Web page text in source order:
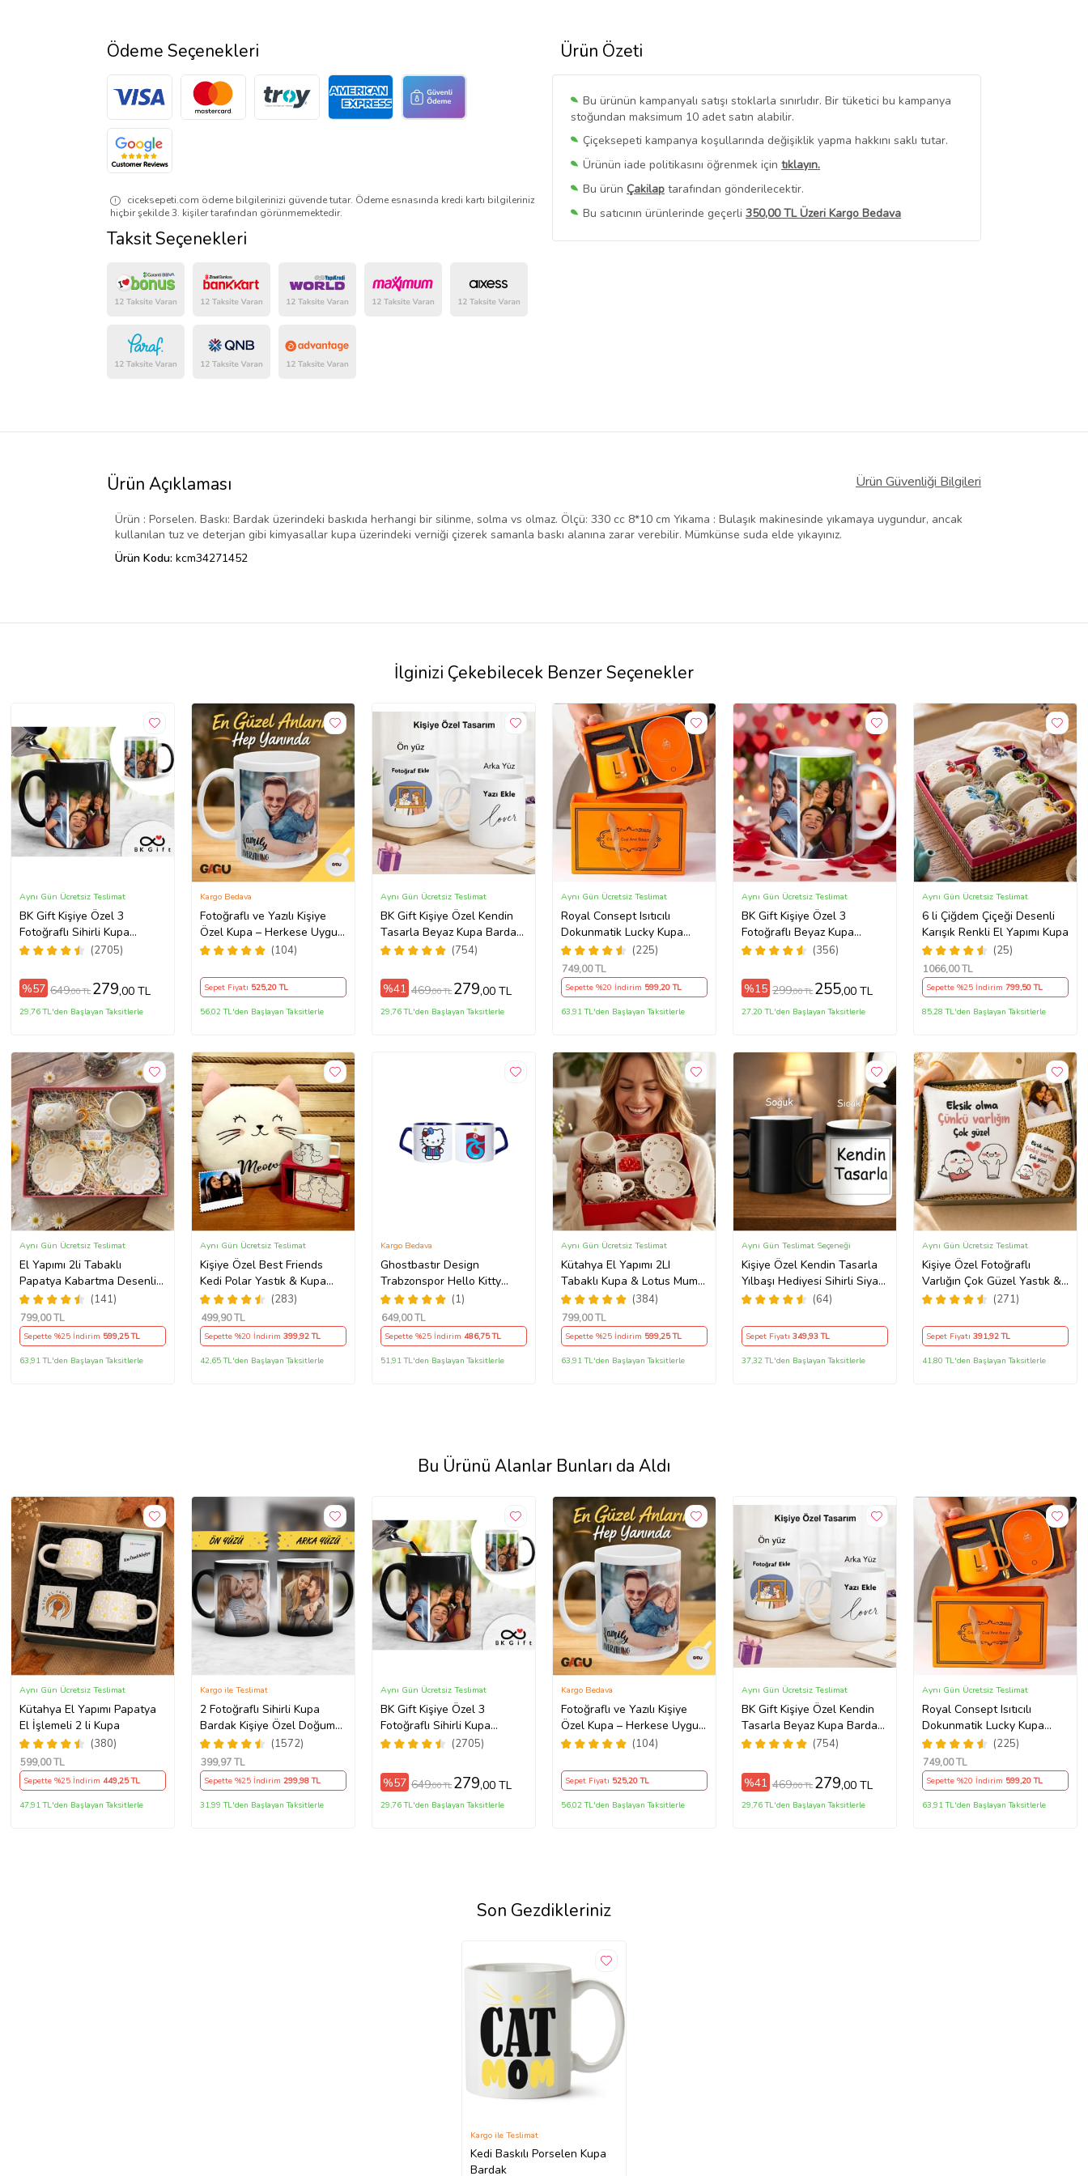
Ürün Özeti
Bu ürünün kampanyalı satışı stoklarla sınırlıdır. Bir tüketici bu kampanya
stoğundan maksimum 10 adet satın alabilir.
Çiçeksepeti kampanya koşullarında değişiklik yapma hakkını saklı tutar.
Ürünün iade politikasını öğrenmek için tıklayın.
Bu ürün Çakilap tarafından gönderilecektir.
Bu satıcının ürünlerinde geçerli 350,00 TL Üzeri Kargo Bedava
Bu SatıcınınTüm Ürünlerini Görüntüle
Ödeme Seçenekleri
ciceksepeti.com ödeme bilgilerinizi güvende tutar. Ödeme esnasında kredi kartı bilgileriniz
hiçbir şekilde 3. kişiler tarafından görünmemektedir.
Taksit Seçenekleri
Ürün Açıklaması Ürün Güvenliği Bilgileri
Ürün : Porselen. Baskı: Bardak üzerindeki baskıda herhangi bir silinme, solma vs olmaz. Ölçü: 330 cc 8*10 cm Yıkama : Bulaşık makinesinde yıkamaya uygundur, ancak
kullanılan tuz ve deterjan gibi kimyasallar kupa üzerindeki verniği çizerek samanla baskı alanına zarar verebilir. Mümkünse suda elde yıkayınız.
Ürün Kodu: kcm34271452
İlginizi Çekebilecek Benzer Seçenekler
BK Gift Kişiye Özel 3
Fotoğraflı Sihirli Kupa
Bardak, Arkadaşa Hediye,
(2705)
Aynı Gün Ücretsiz Teslimat
%57 649,00 TL 279,00 TL
29,76 TL'den Başlayan Taksitlerle
Fotoğraflı ve Yazılı Kişiye
Özel Kupa – Herkese Uygun
Anlamlı Hediye Porselen(104)
Kargo Bedava
Sepet Fiyatı 525,20 TL
56,02 TL'den Başlayan Taksitlerle
BK Gift Kişiye Özel Kendin
Tasarla Beyaz Kupa Bardak,
Sevgiliye Hediye, Arkadaşa
Hediyesi
(754)
Aynı Gün Ücretsiz Teslimat
%41 469,00 TL 279,00 TL
29,76 TL'den Başlayan Taksitlerle
Royal Consept Isıtıcılı
Dokunmatik Lucky Kupa
Bardak Seti
(225)
Aynı Gün Ücretsiz Teslimat
749,00 TL
Sepette %20 İndirim 599,20 TL
63,91 TL'den Başlayan Taksitlerle
BK Gift Kişiye Özel 3
Fotoğraflı Beyaz Kupa
Bardak, Sevgiliye Hediye,
(356)
Aynı Gün Ücretsiz Teslimat
%15 299,00 TL 255,00 TL
27,20 TL'den Başlayan Taksitlerle
6 li Çiğdem Çiçeği Desenli
Karışık Renkli El Yapımı Kupa
(25)
Aynı Gün Ücretsiz Teslimat
1066,00 TL
Sepette %25 İndirim799,50 TL
85,28 TL'den Başlayan Taksitlerle
El Yapımı 2li Tabaklı
Papatya Kabartma Desenli
Beren Kupa - Seviyor
Sevmiyor
(141)
Aynı Gün Ücretsiz Teslimat
799,00 TL
Sepette %25 İndirim 599,25 TL
63,91 TL'den Başlayan Taksitlerle
Kişiye Özel Best Friends
Kedi Polar Yastık & Kupa
Arkadaşa Hediye
(283)
Aynı Gün Ücretsiz Teslimat
499,90 TL
Sepette %20 İndirim 399,92 TL
42,65 TL'den Başlayan Taksitlerle
Ghostbastır Design
Trabzonspor Hello Kitty
Kupa Bardak Tek Adet 089
(1)
Kargo Bedava
649,00 TL
Sepette %25 İndirim 486,75 TL
51,91 TL'den Başlayan Taksitlerle
Kütahya El Yapımı 2LI
Tabaklı Kupa & Lotus Mum-
Kiraz Mevsimi (384)
Aynı Gün Ücretsiz Teslimat
799,00 TL
Sepette %25 İndirim 599,25 TL
63,91 TL'den Başlayan Taksitlerle
Kişiye Özel Kendin Tasarla
Yılbaşı Hediyesi Sihirli Siyah
Kupa Bardak Sıcakla Renk
(64)
Aynı Gün Teslimat Seçeneği
Sepet Fiyatı349,93 TL
37,32 TL'den Başlayan Taksitlerle
Kişiye Özel Fotoğraflı
Varlığın Çok Güzel Yastık &
Kupa Kutulu Hediye Seti
(271)
Aynı Gün Ücretsiz Teslimat
Sepet Fiyatı391,92 TL
41,80 TL'den Başlayan Taksitlerle
Bu Ürünü Alanlar Bunları da Aldı
Kütahya El Yapımı Papatya
El İşlemeli 2 li Kupa
(380)
Aynı Gün Ücretsiz Teslimat
599,00 TL
Sepette %25 İndirim 449,25 TL
47,91 TL'den Başlayan Taksitlerle
2 Fotoğraflı Sihirli Kupa
Bardak Kişiye Özel Doğum
Günü Hediyesi Sevgiliye
Hediye Anneye Babaya
Ablaya Abiye Kız Erkek
Kardeşe Arkadaşa Resimli
Günü Yıl Dönümü Hediyesi
(1572)
Kargo ile Teslimat
399,97 TL
Sepette %25 İndirim 299,98 TL
31,99 TL'den Başlayan Taksitlerle
BK Gift Kişiye Özel 3
Fotoğraflı Sihirli Kupa
Bardak, Arkadaşa Hediye,
(2705)
Aynı Gün Ücretsiz Teslimat
%57 649,00 TL 279,00 TL
29,76 TL'den Başlayan Taksitlerle
Fotoğraflı ve Yazılı Kişiye
Özel Kupa – Herkese Uygun
Anlamlı Hediye Porselen(104)
Kargo Bedava
Sepet Fiyatı 525,20 TL
56,02 TL'den Başlayan Taksitlerle
BK Gift Kişiye Özel Kendin
Tasarla Beyaz Kupa Bardak,
Sevgiliye Hediye, Arkadaşa
Hediyesi
(754)
Aynı Gün Ücretsiz Teslimat
%41 469,00 TL 279,00 TL
29,76 TL'den Başlayan Taksitlerle
Royal Consept Isıtıcılı
Dokunmatik Lucky Kupa
Bardak Seti
(225)
Aynı Gün Ücretsiz Teslimat
749,00 TL
Sepette %20 İndirim 599,20 TL
63,91 TL'den Başlayan Taksitlerle
Son Gezdikleriniz
Kedi Baskılı Porselen Kupa
Bardak
Kargo ile Teslimat